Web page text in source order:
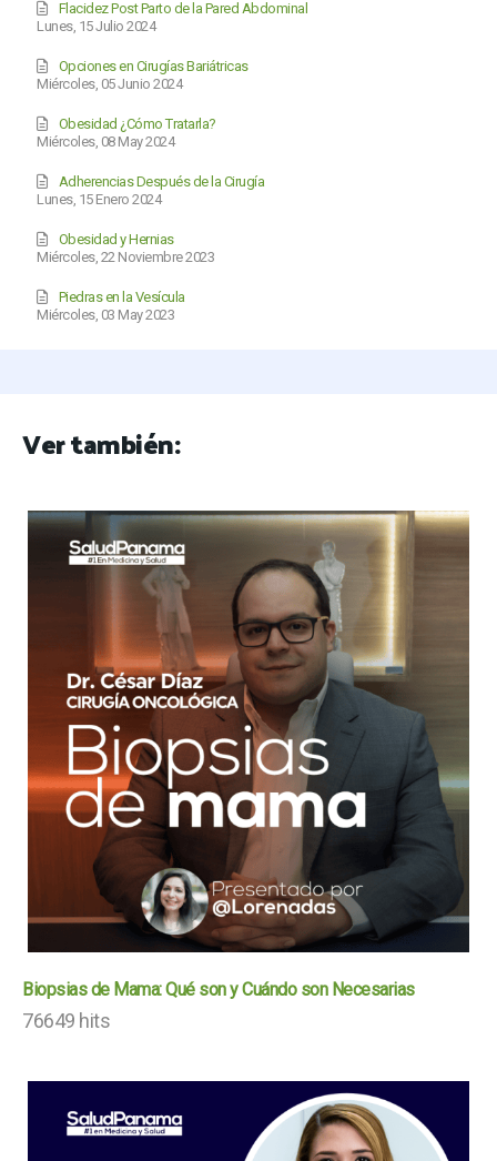
Lunes, 15 Julio 2024
Flacidez Post Parto de la Pared Abdominal
Miércoles, 05 Junio 2024
Opciones en Cirugías Bariátricas
Miércoles, 08 May 2024
Obesidad ¿Cómo Tratarla?
Lunes, 15 Enero 2024
Adherencias Después de la Cirugía
Miércoles, 22 Noviembre 2023
Obesidad y Hernias
Miércoles, 03 May 2023
Piedras en la Vesícula
Ver también:
Biopsias de Mama: Qué son y Cuándo son Necesarias
76649 hits